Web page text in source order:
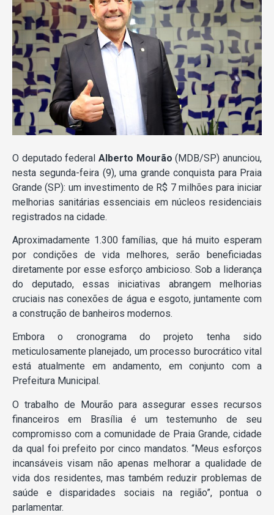
O deputado federal Alberto Mourão (MDB/SP) anunciou,
nesta segunda-feira (9), uma grande conquista para Praia
Grande (SP): um investimento de R$ 7 milhões para iniciar
melhorias sanitárias essenciais em núcleos residenciais
registrados na cidade.
Aproximadamente 1.300 famílias, que há muito esperam
por condições de vida melhores, serão beneficiadas
diretamente por esse esforço ambicioso. Sob a liderança
do deputado, essas iniciativas abrangem melhorias
cruciais nas conexões de água e esgoto, juntamente com
a construção de banheiros modernos.
Embora o cronograma do projeto tenha sido
meticulosamente planejado, um processo burocrático vital
está atualmente em andamento, em conjunto com a
Prefeitura Municipal.
O trabalho de Mourão para assegurar esses recursos
financeiros em Brasília é um testemunho de seu
compromisso com a comunidade de Praia Grande, cidade
da qual foi prefeito por cinco mandatos. “Meus esforços
incansáveis visam não apenas melhorar a qualidade de
vida dos residentes, mas também reduzir problemas de
saúde e disparidades sociais na região”, pontua o
parlamentar.